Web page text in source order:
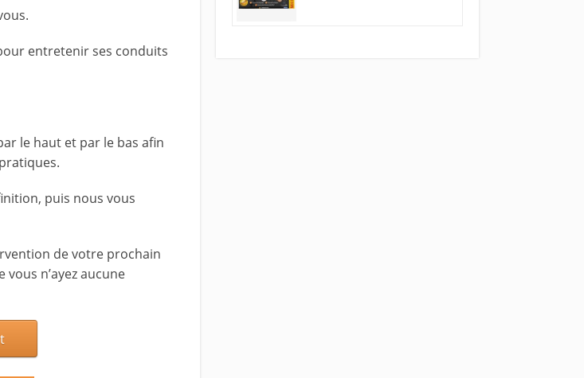
entretenir ses conduits
le haut et par le bas afin
puis nous vous
de votre prochain
n’ayez aucune